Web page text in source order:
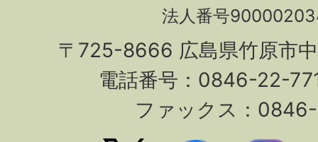
法人番号
〒725-8666 広島県竹原市
電話番号：0846-22-
ファックス：